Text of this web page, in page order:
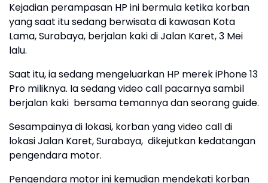
Kejadian perampasan HP ini bermula ketika korban
yang saat itu sedang berwisata di kawasan Kota
Lama, Surabaya, berjalan kaki di Jalan Karet, 3 Mei
lalu.
Saat itu, ia sedang mengeluarkan HP merek iPhone 13
Pro miliknya. Ia sedang video call pacarnya sambil
berjalan kaki bersama temannya dan seorang guide.
Sesampainya di lokasi, korban yang video call di
lokasi Jalan Karet, Surabaya, dikejutkan kedatangan
pengendara motor.
Pengendara motor ini kemudian mendekati korban